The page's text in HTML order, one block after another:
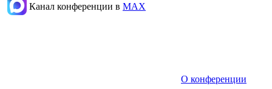
Канал конференции в МАХ
О конференции